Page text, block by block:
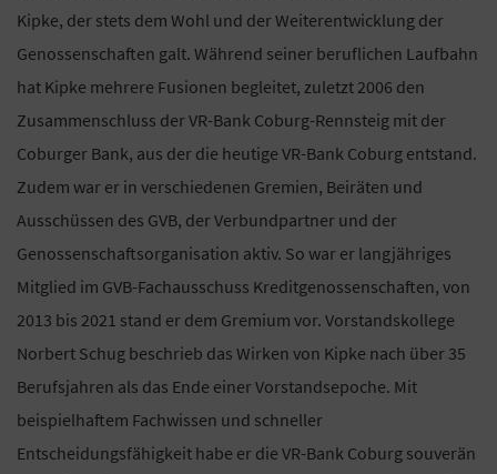
Kipke, der stets dem Wohl und der Weiterentwicklung der
Genossenschaften galt. Während seiner beruflichen Laufbahn
hat Kipke mehrere Fusionen begleitet, zuletzt 2006 den
Zusammenschluss der VR-Bank Coburg-Rennsteig mit der
Coburger Bank, aus der die heutige VR-Bank Coburg entstand.
Zudem war er in verschiedenen Gremien, Beiräten und
Ausschüssen des GVB, der Verbundpartner und der
Genossenschaftsorganisation aktiv. So war er langjähriges
Mitglied im GVB-Fachausschuss Kreditgenossenschaften, von
2013 bis 2021 stand er dem Gremium vor. Vorstandskollege
Norbert Schug beschrieb das Wirken von Kipke nach über 35
Berufsjahren als das Ende einer Vorstandsepoche. Mit
beispielhaftem Fachwissen und schneller
Entscheidungsfähigkeit habe er die VR-Bank Coburg souverän